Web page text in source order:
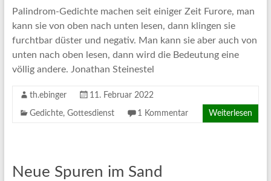
Palindrom-Gedichte machen seit einiger Zeit Furore, man
kann sie von oben nach unten lesen, dann klingen sie
furchtbar düster und negativ. Man kann sie aber auch von
unten nach oben lesen, dann wird die Bedeutung eine
völlig andere. Jonathan Steinestel
th.ebinger 11. Februar 2022
Gedichte, Gottesdienst 1 Kommentar Weiterlesen
Neue Spuren im Sand